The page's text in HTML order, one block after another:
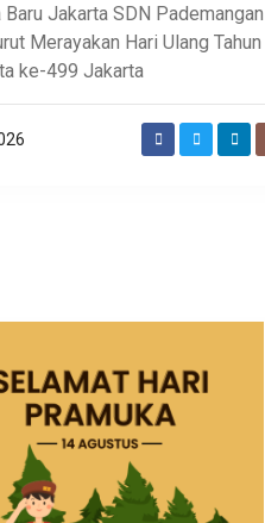
Baru Jakarta SDN Pademangan
Merayakan Hari Ulang Tahun
ke-499 Jakarta